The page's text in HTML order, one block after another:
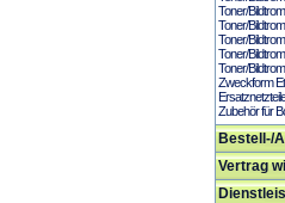
Toner/
Toner/
Toner/
Toner/
Toner/
Zweckform
Zubehör für
Bestell-/
Vertrag